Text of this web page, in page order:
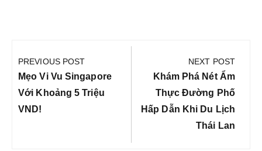
hướng
bài
viết
PREVIOUS POST
Previous
Post:
Mẹo Vi Vu Singapore
Với Khoảng 5 Triệu
VND!
NEXT POST
Next
Post:
Khám Phá Nét Ẩm
Thực Đường Phố
Hấp Dẫn Khi Du Lịch
Thái Lan